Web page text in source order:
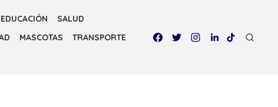
EDUCACIÓN
SALUD
MASCOTAS
TRANSPORTE